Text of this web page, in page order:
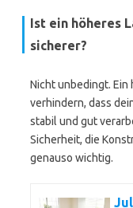
Ist ein höheres
sicherer?
Nicht unbedingt.
verhindern, dass
stabil und gut
Sicherheit, die
genauso wichtig.